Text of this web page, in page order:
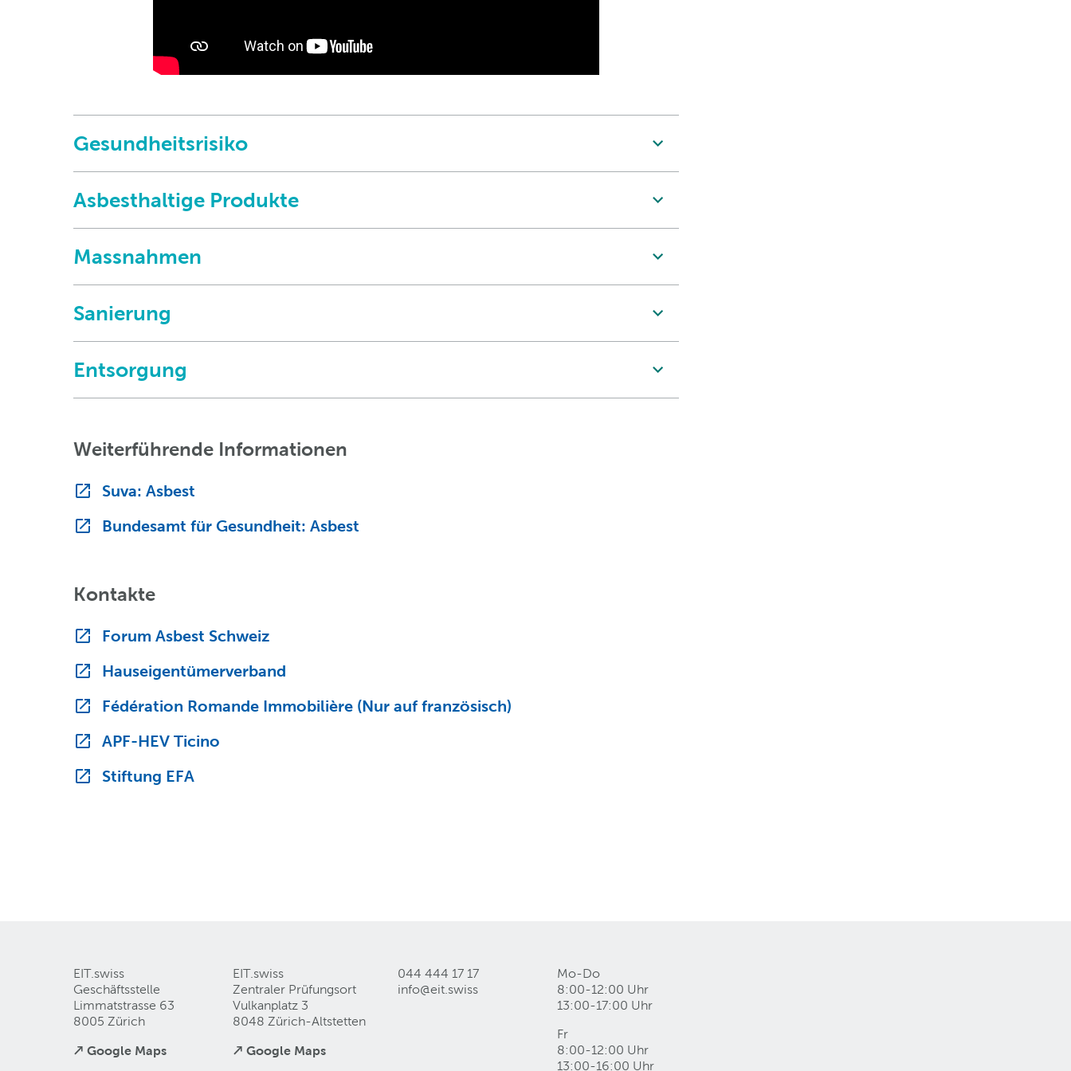
Gesundheitsrisiko
Asbesthaltige Produkte
Massnahmen
Sanierung
Entsorgung
Weiterführende Informationen
Suva: Asbest
Bundesamt für Gesundheit: Asbest
Kontakte
Forum Asbest Schweiz
Hauseigentümerverband
Fédération Romande Immobilière (Nur auf französisch)
APF-HEV Ticino
Stiftung EFA
EIT.swiss
Geschäftsstelle
Limmatstrasse 63
8005 Zürich
↗ Google Maps
EIT.swiss
Zentraler Prüfungsort
Vulkanplatz 3
8048 Zürich-Altstetten
↗ Google Maps
044 444 17 17
info@eit swiss
Mo-Do
8:00-12:00 Uhr
13:00-17:00 Uhr
Fr
8:00-12:00 Uhr
13:00-16:00 Uhr